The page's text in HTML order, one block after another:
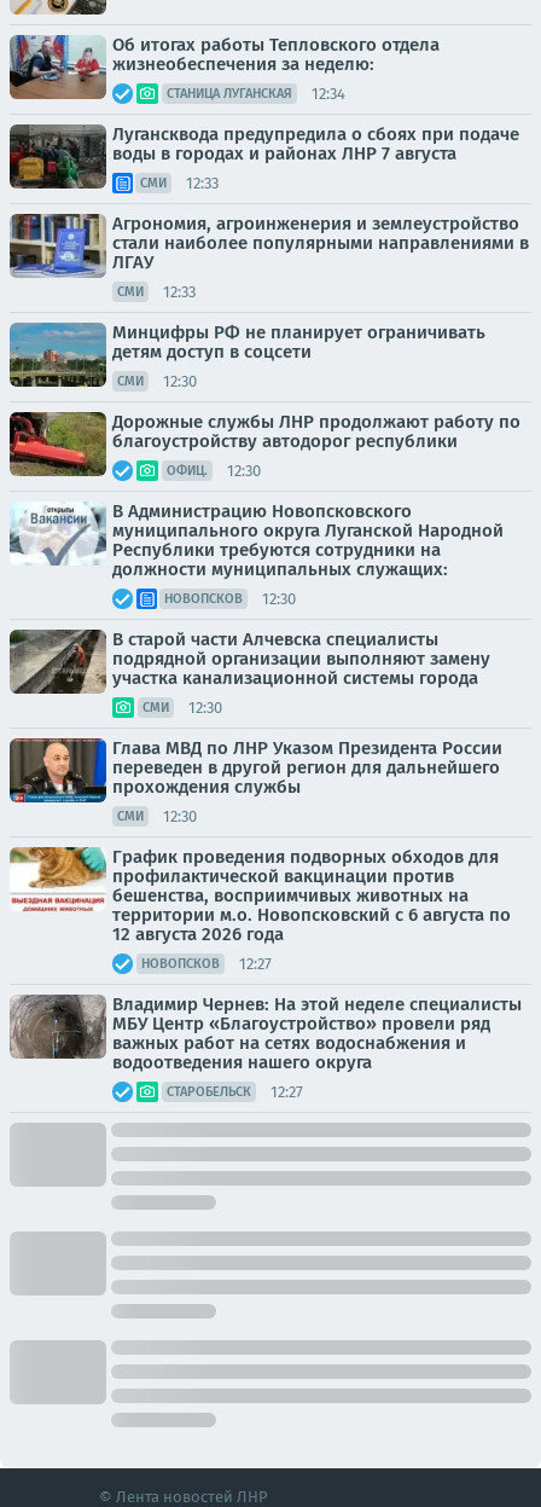
Об итогах работы Тепловского отдела
жизнеобеспечения за неделю:
СТАНИЦА ЛУГАНСКАЯ 12:34
Лугансквода предупредила о сбоях при подаче
воды в городах и районах ЛНР 7 августа
СМИ 12:33
Агрономия, агроинженерия и землеустройство
стали наиболее популярными направлениями в
ЛГАУ
СМИ 12:33
Минцифры РФ не планирует ограничивать
детям доступ в соцсети
СМИ 12:30
Дорожные службы ЛНР продолжают работу по
благоустройству автодорог республики
ОФИЦ. 12:30
В Администрацию Новопсковского
муниципального округа Луганской Народной
Республики требуются сотрудники на
должности муниципальных служащих:
НОВОПСКОВ 12:30
В старой части Алчевска специалисты
подрядной организации выполняют замену
участка канализационной системы города
СМИ 12:30
Глава МВД по ЛНР Указом Президента России
переведен в другой регион для дальнейшего
прохождения службы
СМИ 12:30
График проведения подворных обходов для
профилактической вакцинации против
бешенства, восприимчивых животных на
территории м.о. Новопсковский с 6 августа по
12 августа 2026 года
НОВОПСКОВ 12:27
Владимир Чернев: На этой неделе специалисты
МБУ Центр «Благоустройство» провели ряд
важных работ на сетях водоснабжения и
водоотведения нашего округа
СТАРОБЕЛЬСК 12:27
© Лента новостей ЛНР